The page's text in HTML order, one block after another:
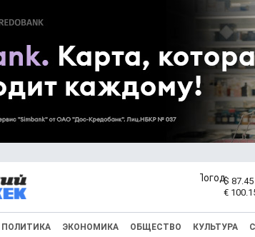
$
€
ПОЛИТИКА ЭКОНОМИКА ОБЩЕСТВО КУЛЬТУРА